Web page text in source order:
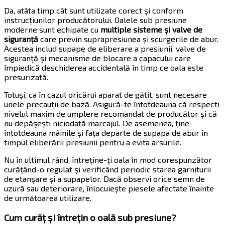
Da, atâta timp cât sunt utilizate corect și conform
instrucțiunilor producătorului. Oalele sub presiune
moderne sunt echipate cu multiple sisteme și valve de
siguranță care previn suprapresiunea și scurgerile de abur.
Acestea includ supape de eliberare a presiunii, valve de
siguranță și mecanisme de blocare a capacului care
împiedică deschiderea accidentală în timp ce oala este
presurizată.
Totuși, ca în cazul oricărui aparat de gătit, sunt necesare
unele precauții de bază. Asigură-te întotdeauna că respecti
nivelul maxim de umplere recomandat de producător și că
nu depășești niciodată marcajul. De asemenea, ține
întotdeauna mâinile și fața departe de supapa de abur în
timpul eliberării presiunii pentru a evita arsurile.
Nu în ultimul rând, întreține-ți oala în mod corespunzător
curățând-o regulat și verificând periodic starea garniturii
de etanșare și a supapelor. Dacă observi orice semn de
uzură sau deteriorare, înlocuiește piesele afectate înainte
de următoarea utilizare.
Cum curăț și întrețin o oală sub presiune?